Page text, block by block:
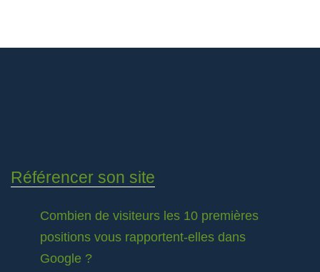
Référencer son site
Combien de visiteurs les 10 premières
positions vous rapportent-elles dans
Google ?